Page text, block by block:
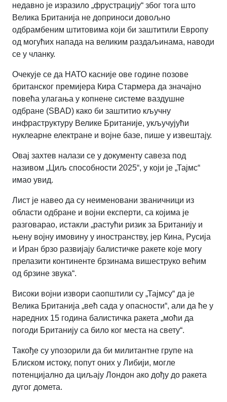
недавно је изразило „фрустрацију“ због тога што
Велика Британија не доприноси довољно
одбрамбеним штитовима који би заштитили Европу
од могућих напада на великим раздаљинама, наводи
се у чланку.
Очекује се да НАТО касније ове године позове
британског премијера Кира Стармера да значајно
повећа улагања у копнене системе ваздушне
одбране (SBAD) како би заштитио кључну
инфраструктуру Велике Британије, укључујући
нуклеарне електране и војне базе, пише у извештају.
Овај захтев налази се у документу савеза под
називом „Циљ способности 2025“, у који је „Тајмс“
имао увид.
Лист је навео да су неименовани званичници из
области одбране и војни експерти, са којима је
разговарао, истакли „растући ризик за Британију и
њену војну имовину у иностранству, јер Кина, Русија
и Иран брзо развијају балистичке ракете које могу
прелазити континенте брзинама вишеструко већим
од брзине звука“.
Високи војни извори саопштили су „Тајмсу“ да је
Велика Британија „већ сада у опасности“, али да ће у
наредних 15 година балистичка ракета „моћи да
погоди Британију са било ког места на свету“.
Такође су упозорили да би милитантне групе на
Блиском истоку, попут оних у Либији, могле
потенцијално да циљају Лондон ако дођу до ракета
дугог домета.